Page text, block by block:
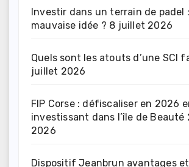
Investir dans un terrain de padel
mauvaise idée ? 8 juillet 2026
Quels sont les atouts d’une SCI
juillet 2026
FIP Corse : défiscaliser en 2026
investissant dans l’île de Beauté
2026
Dispositif Jeanbrun avantages et